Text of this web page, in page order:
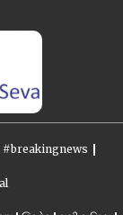
#breakingnews